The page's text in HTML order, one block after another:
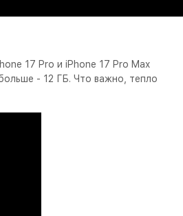
17 Pro и iPhone 17 Pro Max
- 12 ГБ. Что важно, тепло